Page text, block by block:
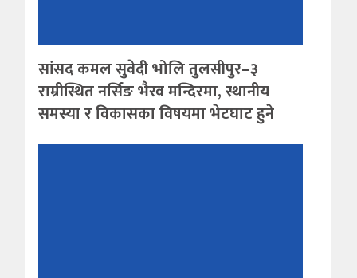
सांसद कमल सुवेदी भोलि तुलसीपुर–३
राम्रीस्थित नर्सिङ भैरव मन्दिरमा, स्थानीय
समस्या र विकासका विषयमा भेटघाट हुने